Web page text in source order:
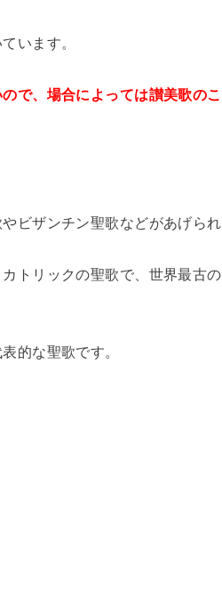
います。
で、場合によっては讃美歌の
ビザンチン聖歌などがあげられ
トリックの聖歌で、世界最古
的な聖歌です。